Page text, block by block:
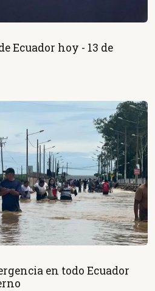
Ecuador hoy - 13 de
en todo Ecuador